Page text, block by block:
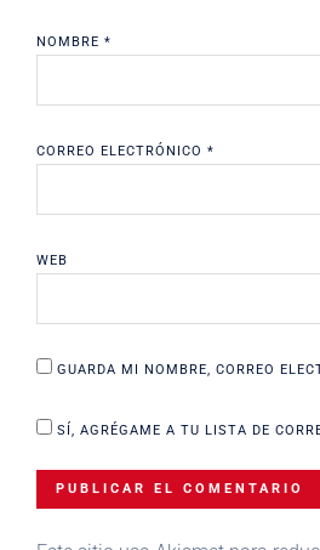
NOMBRE *
CORREO ELECTRÓNICO *
WEB
GUARDA MI NOMBRE, CORREO
SÍ, AGRÉGAME A TU LISTA DE